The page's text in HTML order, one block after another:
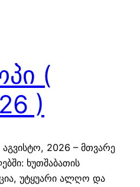
(
)
2026 – მთვარე
ხუთშაბათის
უტყუარი ალღო და